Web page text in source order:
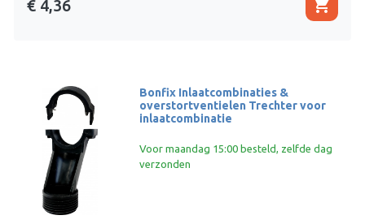
€ 4,36 shopping_cart
Bonfix Inlaatcombinaties &
overstortventielen Trechter voor
inlaatcombinatie
Voor maandag 15:00 besteld, zelfde dag
verzonden